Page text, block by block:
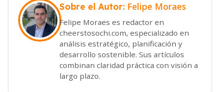
Sobre el Autor: Felipe Moraes
Felipe Moraes es redactor en
cheerstosochi.com, especializado en
análisis estratégico, planificación y
desarrollo sostenible. Sus artículos
combinan claridad práctica con visión a
largo plazo.